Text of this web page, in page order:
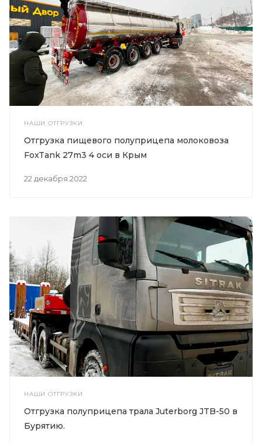
НАШИ ОТГРУЗКИ
22 декабря 2022
Отгрузка пищевого полуприцепа молоковоза
FoxTank 27m3 4 оси в Крым
НАШИ ОТГРУЗКИ
Отгрузка полуприцепа трала Juterborg JTB-50 в
Бурятию.